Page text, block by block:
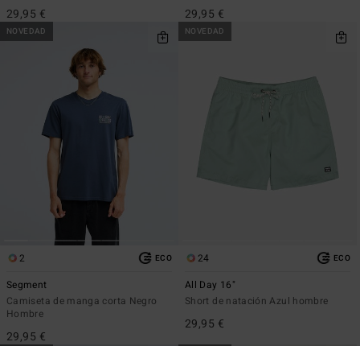
29,95 € 29,95 €
NOVEDAD
2 ECO
Segment
Camiseta de manga corta Negro
Hombre
29,95 €
NOVEDAD
24 ECO
All Day 16"
Short de natación Azul hombre
29,95 €